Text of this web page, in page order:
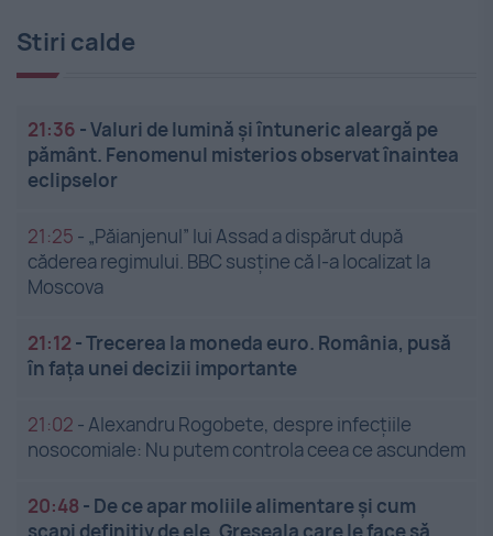
Stiri calde
21:36 -Valuri de lumină și întuneric aleargă pe
pământ. Fenomenul misterios observat înaintea
eclipselor
21:25 - „Păianjenul” lui Assad a dispărut după
căderea regimului. BBC susține că l-a localizat la
Moscova
21:12 -Trecerea la moneda euro. România, pusă
în fața unei decizii importante
21:02 - Alexandru Rogobete, despre infecțiile
nosocomiale: Nu putem controla ceea ce ascundem
20:48 - De ce apar moliile alimentare și cum
scapi definitiv de ele. Greșeala care le face să